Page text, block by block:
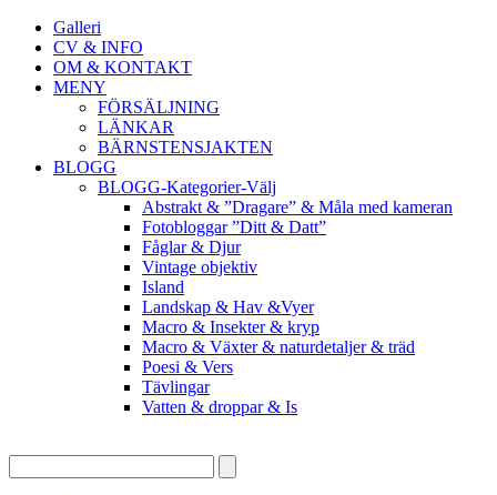
Galleri
CV & INFO
OM & KONTAKT
MENY
FÖRSÄLJNING
LÄNKAR
BÄRNSTENSJAKTEN
BLOGG
BLOGG-Kategorier-Välj
Abstrakt & ”Dragare” & Måla med kameran
Fotobloggar ”Ditt & Datt”
Fåglar & Djur
Vintage objektiv
Island
Landskap & Hav &Vyer
Macro & Insekter & kryp
Macro & Växter & naturdetaljer & träd
Poesi & Vers
Tävlingar
Vatten & droppar & Is